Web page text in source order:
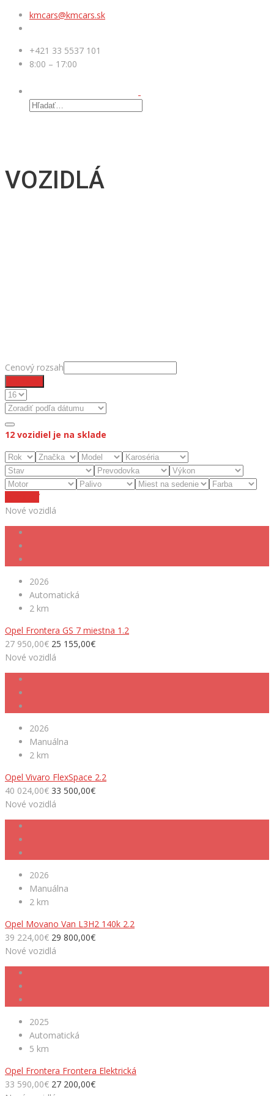
kmcars@kmcars.sk
+421 33 5537 101
8:00 – 17:00
VOZIDLÁ
Cenový rozsah
12 vozidiel je na sklade
Nové vozidlá
2026
Automatická
2 km
Opel Frontera GS 7 miestna 1.2
27 950,00€ 25 155,00€
Nové vozidlá
2026
Manuálna
2 km
Opel Vivaro FlexSpace 2.2
40 024,00€ 33 500,00€
Nové vozidlá
2026
Manuálna
2 km
Opel Movano Van L3H2 140k 2.2
39 224,00€ 29 800,00€
Nové vozidlá
2025
Automatická
5 km
Opel Frontera Frontera Elektrická
33 590,00€ 27 200,00€